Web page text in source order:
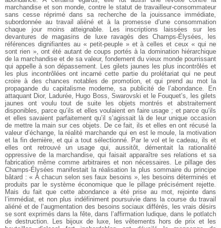
marchandise et son monde, contre le statut de travailleur-consommateur
sans cesse réprimé dans sa recherche de la jouissance immédiate,
subordonnée au travail aliéné et à la promesse d’une consommation
chaque jour moins atteignable. Les inscriptions laissées sur les
devantures de magasins de luxe ravagés des Champs-Élysées, les
références dignifiantes au « petit-peuple » et à celles et ceux « qui ne
sont rien », ont été autant de coups portés à la domination hiérarchique
de la marchandise et de sa valeur, fondement du vieux monde pourrissant
qui appelle à son dépassement. Les gilets jaunes les plus incontrôlés et
les plus incontrôlées ont incarné cette partie du prolétariat qui ne peut
croire à des chances notables de promotion, et qui prend au mot la
propagande du capitalisme moderne, sa publicité de l’abondance. En
attaquant Dior, Ladurée, Hugo Boss, Swarovski et le Fouquet’s, les gilets
jaunes ont voulu tout de suite les objets montrés et abstraitement
disponibles, parce qu’ils et elles voulaient en faire usage ; et parce qu’ils
et elles savaient parfaitement qu’il s’agissait là de leur unique occasion
de mettre la main sur ces objets. De ce fait, ils et elles en ont récusé la
valeur d’échange, la réalité marchande qui en est le moule, la motivation
et la fin dernière, et qui a tout sélectionné. Par le vol et le cadeau, ils et
elles ont retrouvé un usage qui, aussitôt, démentait la rationalité
oppressive de la marchandise, qui faisait apparaître ses relations et sa
fabrication même comme arbitraires et non nécessaires. Le pillage des
Champs-Élysées manifestait la réalisation la plus sommaire du principe
bâtard : « À chacun selon ses faux besoins », les besoins déterminés et
produits par le système économique que le pillage précisément rejette.
Mais du fait que cette abondance a été prise au mot, rejointe dans
l’immédiat, et non plus indéfiniment poursuivie dans la course du travail
aliéné et de l’augmentation des besoins sociaux différés, les vrais désirs
se sont exprimés dans la fête, dans l’affirmation ludique, dans le potlatch
de destruction. Les bijoux de luxe, les vêtements hors de prix et les